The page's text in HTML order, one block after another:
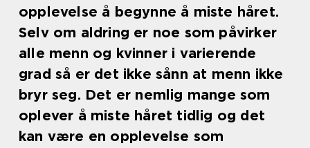
opplevelse å begynne å miste håret.
Selv om aldring er noe som påvirker
alle menn og kvinner i varierende
grad så er det ikke sånn at menn ikke
bryr seg. Det er nemlig mange som
oplever å miste håret tidlig og det
kan være en opplevelse som